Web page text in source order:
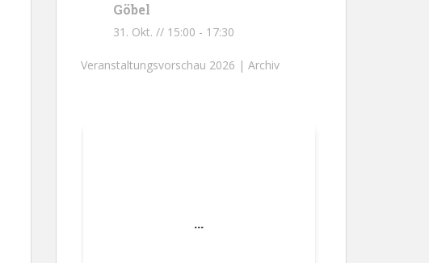
Göbel
31. Okt. // 15:00 - 17:30
Veranstaltungsvorschau 2026 | Archiv